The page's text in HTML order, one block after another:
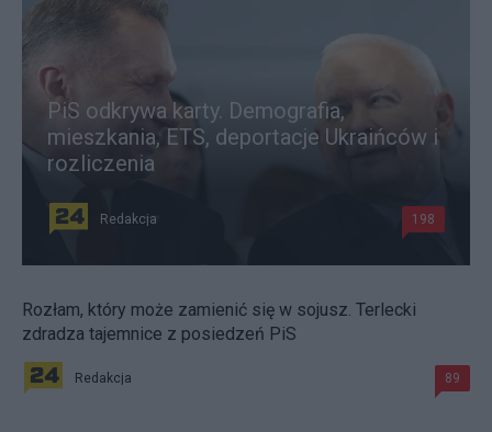
PiS odkrywa karty. Demografia,
mieszkania, ETS, deportacje Ukraińców i
rozliczenia
Redakcja 198
Rozłam, który może zamienić się w sojusz. Terlecki
zdradza tajemnice z posiedzeń PiS
Redakcja 89